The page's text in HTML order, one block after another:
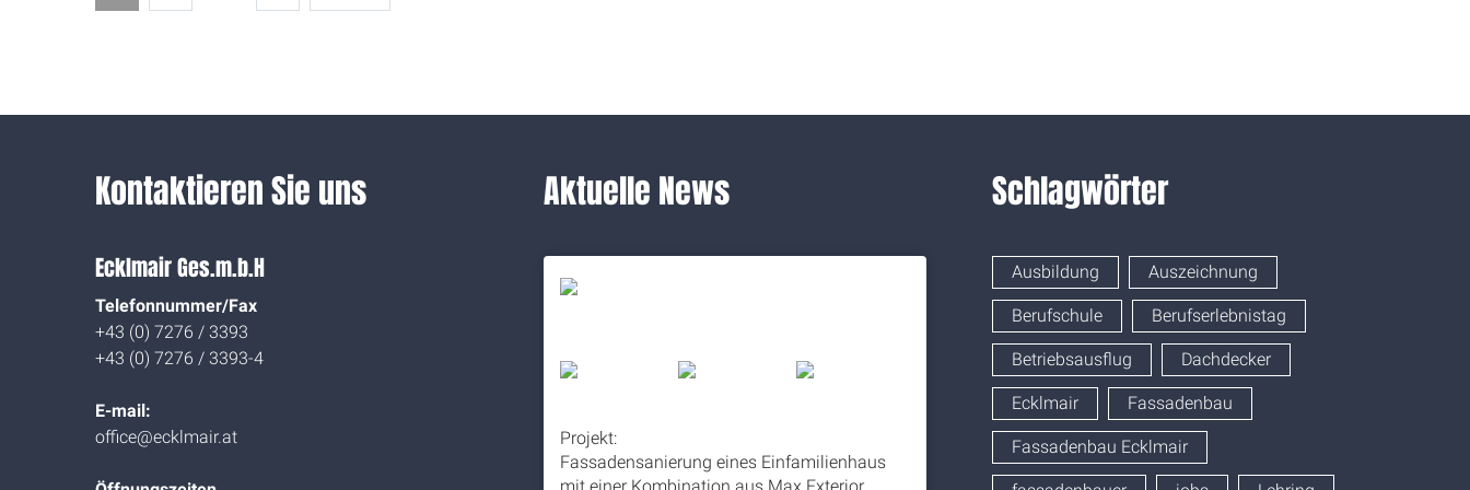
Kontaktieren Sie uns
Ecklmair Ges.m.b.H
Telefonnummer/Fax
+43 (0) 7276 / 3393
+43 (0) 7276 / 3393-4
E-mail:
office@ecklmair.at
Aktuelle News
Projekt:
Fassadensanierung eines Einfamilienhaus
mit einer Kombination aus Max Exterior
Schlagwörter
Ausbildung Auszeichnung
Berufschule Berufserlebnistag
Betriebsausflug Dachdecker
Ecklmair Fassadenbau
Fassadenbau Ecklmair